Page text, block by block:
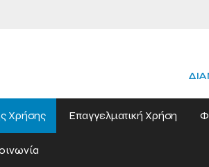
Χρήσης Επαγγελματική Χρήση